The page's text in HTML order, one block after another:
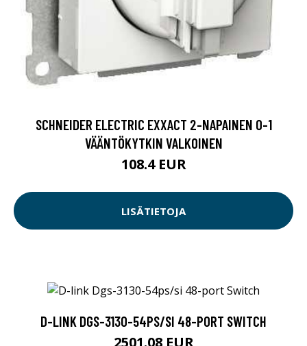
SCHNEIDER ELECTRIC EXXACT 2-NAPAINEN 0-1
VÄÄNTÖKYTKIN VALKOINEN
108.4 EUR
LISÄTIETOJA
D-LINK DGS-3130-54PS/SI 48-PORT SWITCH